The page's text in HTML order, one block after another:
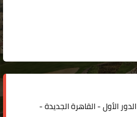
مدينة الرحاب المبنى الإداري مكتب 106 الدور الأول - القاهرة الجديدة -